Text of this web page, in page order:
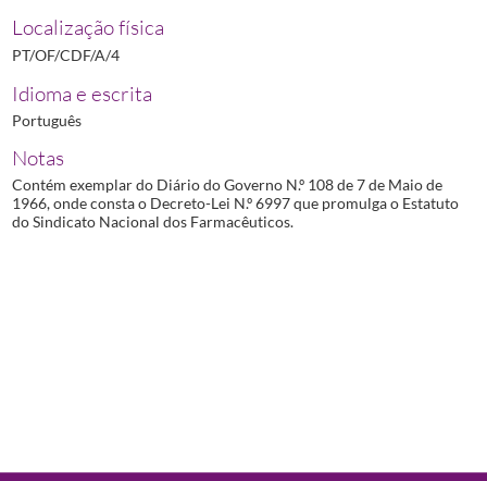
Localização física
PT/OF/CDF/A/4
Idioma e escrita
Português
Notas
Contém exemplar do Diário do Governo N.º 108 de 7 de Maio de
1966, onde consta o Decreto-Lei N.º 6997 que promulga o Estatuto
do Sindicato Nacional dos Farmacêuticos.